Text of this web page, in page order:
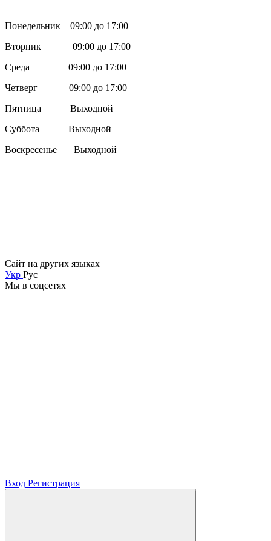
Понедельник 09:00 до 17:00
Вторник 09:00 до 17:00
Среда 09:00 до 17:00
Четверг 09:00 до 17:00
Пятница Выходной
Суббота Выходной
Воскресенье Выходной
Сайт на других языках
Укр Рус
Мы в соцсетях
Вход Регистрация